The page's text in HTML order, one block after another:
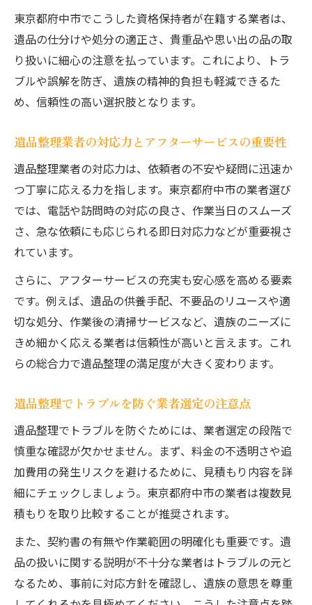
意点
遺品整理における女性視点のサポート体制
女性スタッフが在籍する遺品整理業者の安
心感
り
女性視点で選ぶ遺品整理サービスの特徴
女性スタッフ対応の遺品整理業者の選び方
遺品整理で女性が重視するサポート体制と
は
生前整理や残置物回収も一括で依頼するには
生前整理と遺品整理を同時に依頼するメリ
ット
残置物回収を含む遺品整理業者のサービス
活用法
遺品整理依頼時に生前整理も進めるコツ
点
東京都府中市でこうした資格保持者が在籍する業者は、
遺品の仕分けや処分の適正さ、貴重品や思い出の品の取
り扱いに細心の注意を払っています。これにより、トラ
ブルや誤解を防ぎ、遺族の精神的負担も軽減できるた
め、信頼性の高い選択肢となります。
遺品整理業者の対応力とアフターサービスの重要性
遺品整理業者の対応力は、依頼者の不安や疑問に迅速か
つ丁寧に応える力を指します。東京都府中市の業者選び
では、電話や訪問時の対応の良さ、作業当日のスムーズ
さ、急な依頼にも応じられる即日対応力などが重要視さ
れています。
さらに、アフターサービスの充実も安心感を高める要素
です。例えば、遺品の供養手配、不要品のリユースや適
切な処分、作業後の清掃サービスなど、遺族のニーズに
きめ細かく応える業者は信頼性が高いと言えます。これ
らの総合力で遺品整理の満足度が大きく変わります。
遺品整理でトラブルを防ぐ業者選定の注意点
遺品整理でトラブルを防ぐためには、業者選定の段階で
慎重な確認が欠かせません。まず、料金の不透明さや追
加費用の発生リスクを避けるために、見積もり内容を詳
細にチェックしましょう。東京都府中市の業者は複数見
積もりを取り比較することが推奨されます。
また、契約書の有無や作業範囲の明確化も重要です。遺
品の扱いに関する説明が不十分な業者はトラブルの元と
なるため、事前に対応方針を確認し、遺族の意思を尊重